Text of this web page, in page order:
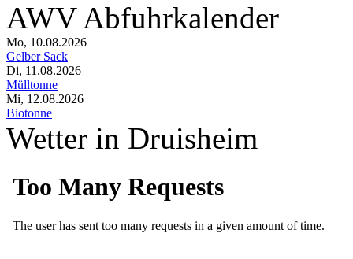
AWV Abfuhrkalender
Mo, 10.08.2026
Gelber Sack
Di, 11.08.2026
Mülltonne
Mi, 12.08.2026
Biotonne
Wetter in Druisheim